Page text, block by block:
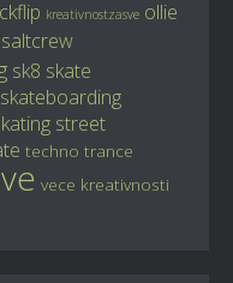
kreativnostzasve ollie
saltcrew
sk8 skate
skateboarding
street
techno trance
vece kreativnosti